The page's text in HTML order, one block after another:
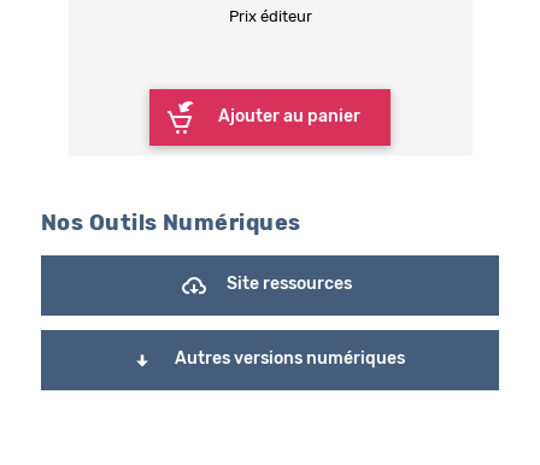
Prix éditeur
Ajouter au panier
Nos Outils Numériques
Site ressources
Autres versions numériques